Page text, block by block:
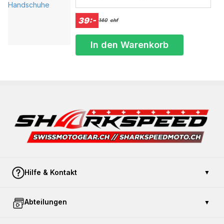
überschrittener Größe an. Die zusätzlichen Kosten werden von
einem Administrator von sharkspeed nach Erhalt Ihrer Körpermaße
berechnet. Die Lieferzeit beträgt je nach saisonaler Auslastung
zwischen 12 und 16 Werktagen.
XL 108 102
2XL 114 106
3XL 120 114
39:- 140 chf
In den Warenkorb
Hilfe & Kontakt ▼
Kontaktieren Sie uns
Abteilungen ▼